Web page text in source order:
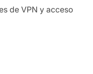
de VPN y acceso